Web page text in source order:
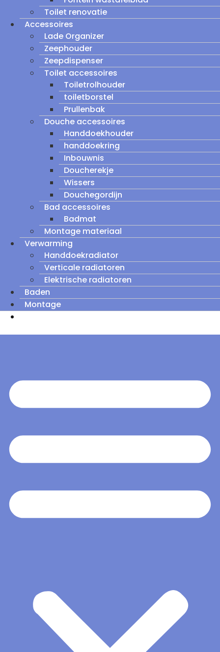
Toilet renovatie
Accessoires
Lade Organizer
Zeephouder
Zeepdispenser
Toilet accessoires
Toiletrolhouder
toiletborstel
Prullenbak
Douche accessoires
Handdoekhouder
handdoekring
Inbouwnis
Doucherekje
Wissers
Douchegordijn
Bad accessoires
Badmat
Montage materiaal
Verwarming
Handdoekradiator
Verticale radiatoren
Elektrische radiatoren
Baden
Montage